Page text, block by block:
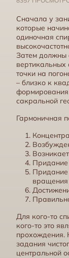
Сначала у
которые
одиночная
Затем должны
вертикальных
точки на
– близко к
сакральной
Гармоничная
Придание
Придание
вращения
Для кого-то
кого-то это
прохождения.
задания
центральной
Существа с